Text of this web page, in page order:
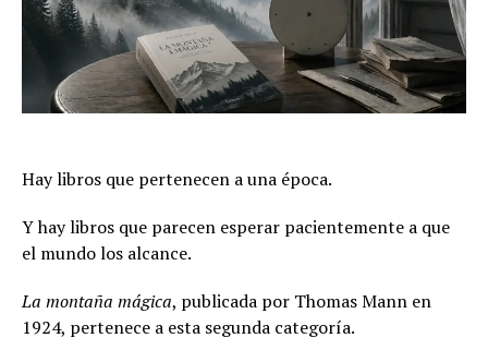
Hay libros que pertenecen a una época.
Y hay libros que parecen esperar pacientemente a que
el mundo los alcance.
La montaña mágica, publicada por Thomas Mann en
1924, pertenece a esta segunda categoría.